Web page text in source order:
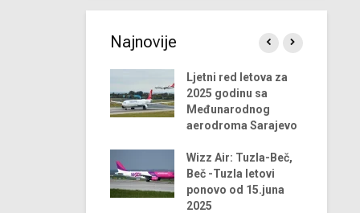
Najnovije
Ljetni red letova za
2025 godinu sa
Međunarodnog
aerodroma Sarajevo
Wizz Air: Tuzla-Beč,
Beč -Tuzla letovi
ponovo od 15.juna
2025